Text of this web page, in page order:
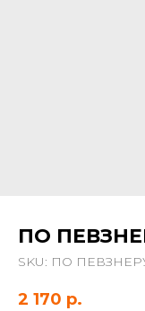
ПО
SKU: ПО
2 170 р.